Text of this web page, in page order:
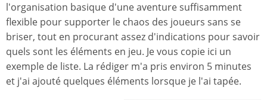
l'organisation basique d'une aventure suffisamment
flexible pour supporter le chaos des joueurs sans se
briser, tout en procurant assez d'indications pour savoir
quels sont les éléments en jeu. Je vous copie ici un
exemple de liste. La rédiger m'a pris environ 5 minutes
et j'ai ajouté quelques éléments lorsque je l'ai tapée.